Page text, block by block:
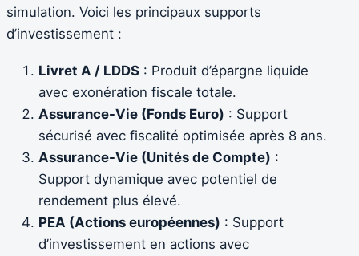
simulation. Voici les principaux supports
d’investissement :
Livret A / LDDS : Produit d’épargne liquide
avec exonération fiscale totale.
Assurance-Vie (Fonds Euro) : Support
sécurisé avec fiscalité optimisée après 8 ans.
Assurance-Vie (Unités de Compte) :
Support dynamique avec potentiel de
rendement plus élevé.
PEA (Actions européennes) : Support
d’investissement en actions avec